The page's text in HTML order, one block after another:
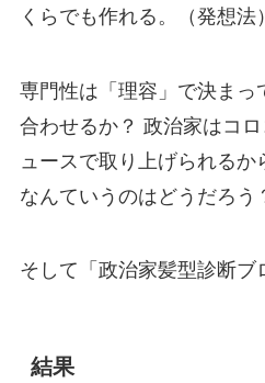
くらでも作れる。（発想法）
専門性は「理容」で決まっ
合わせるか？ 政治家はコ
ュースで取り上げられるか
なんていうのはどうだろう
そして「政治家髪型診断ブ
結果